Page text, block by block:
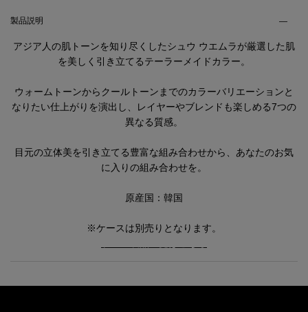
製品説明
アジア人の肌トーンを知り尽くしたシュウ ウエムラが厳選した肌
を美しく引き立てるテーラーメイドカラー。
ウォームトーンからクールトーンまでのカラーバリエーションと
なりたい仕上がりを演出し、レイヤーやブレンドも楽しめる7つの
異なる質感。
目元の立体美を引き立てる豊富な組み合わせから、あなたのお気
に入りの組み合わせを。
原産国：韓国
※ケースは別売りとなります。